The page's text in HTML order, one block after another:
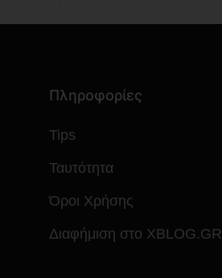
Πληροφορίες
Tips
Ταυτότητα
Όροι Χρήσης
Διαφήμιση στο XBLOG.GR